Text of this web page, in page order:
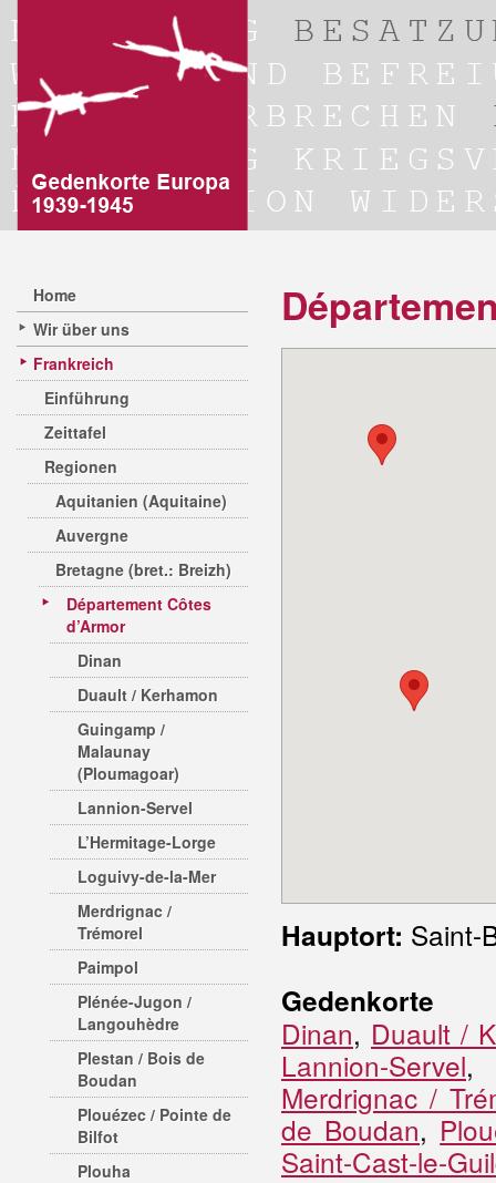
Home
Wir über uns
Frankreich
Einführung
Zeittafel
Regionen
Aquitanien (Aquitaine)
Auvergne
Bretagne (bret.: Breizh)
Département Côtes
d’Armor
Dinan
Duault / Kerhamon
Guingamp /
Malaunay
(Ploumagoar)
Lannion-Servel
L’Hermitage-Lorge
Loguivy-de-la-Mer
Merdrignac /
Trémorel
Paimpol
Plénée-Jugon /
Langouhèdre
Plestan / Bois de
Boudan
Plouézec / Pointe de
Bilfot
Plouha
Hauptort: Saint-
Gedenkorte
Dinan, Duault /
Lannion-Servel
Merdrignac /
de Boudan,
Saint-Cast-le-